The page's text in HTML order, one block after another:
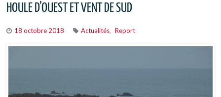
HOULE D’OUEST ET VENT DE SUD
18 octobre 2018 Actualités Report